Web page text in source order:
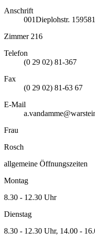
Anschrift
001Dieplohstr. 1 59581
Zimmer 216
Telefon
(0 29 02) 81-367
Fax
(0 29 02) 81-63 67
E-Mail
Frau
Rosch
allgemeine Öffnungszeiten
Montag
8.30 - 12.30 Uhr
Dienstag
8.30 - 12.30 Uhr, 14.00 -